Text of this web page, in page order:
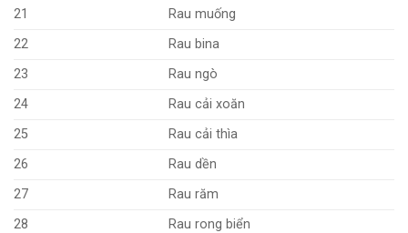
21
Rau muống
22
Rau bina
23
Rau ngò
24
Rau cải xoăn
25
Rau cải thìa
26
Rau dền
27
Rau răm
28
Rau rong biển